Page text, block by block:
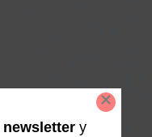
newslettery